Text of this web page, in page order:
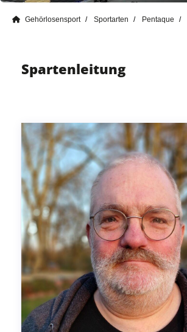
Gehörlosensport Sportarten Pentaque
Spartenleitung